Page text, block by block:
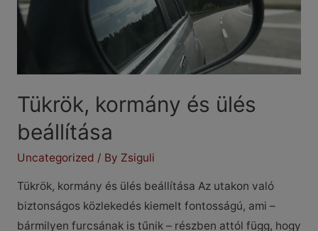
hangjai
Tükrök, kormány és ülés
beállítása
Uncategorized / By Zsiguli
Tükrök, kormány és ülés beállítása Az utakon való
biztonságos közlekedés kiemelt fontosságú, ami –
bármilyen furcsának is tűnik – részben attól függ, hogy